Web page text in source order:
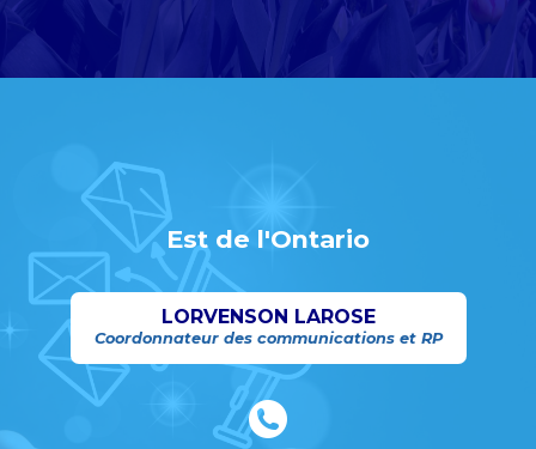
Est de l'Ontario
LORVENSON LAROSE
Coordonnateur des communications et RP